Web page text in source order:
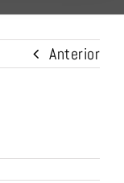
Anterior